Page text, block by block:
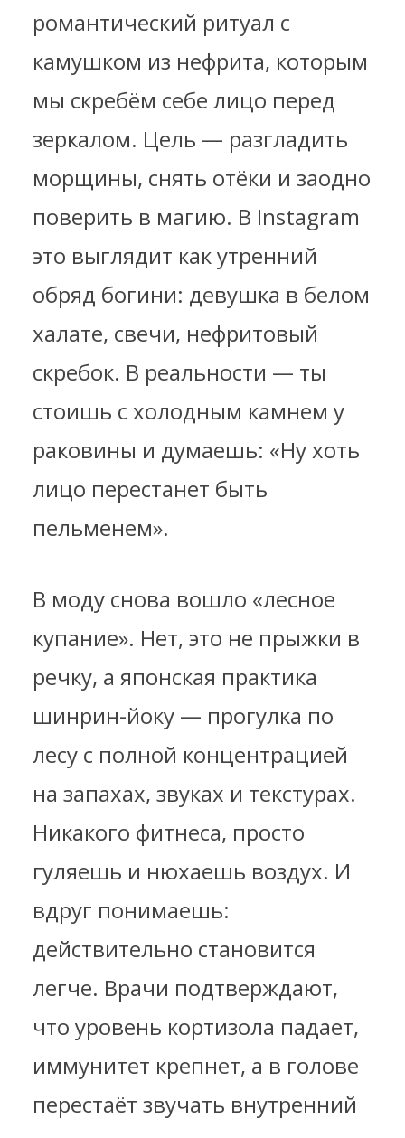
романтический ритуал с
камушком из нефрита, которым
мы скребём себе лицо перед
зеркалом. Цель — разгладить
морщины, снять отёки и заодно
поверить в магию. В Instagram
это выглядит как утренний
обряд богини: девушка в белом
халате, свечи, нефритовый
скребок. В реальности — ты
стоишь с холодным камнем у
раковины и думаешь: «Ну хоть
лицо перестанет быть
пельменем».
В моду снова вошло «лесное
купание». Нет, это не прыжки в
речку, а японская практика
шинрин-йоку — прогулка по
лесу с полной концентрацией
на запахах, звуках и текстурах.
Никакого фитнеса, просто
гуляешь и нюхаешь воздух. И
вдруг понимаешь:
действительно становится
легче. Врачи подтверждают,
что уровень кортизола падает,
иммунитет крепнет, а в голове
перестаёт звучать внутренний